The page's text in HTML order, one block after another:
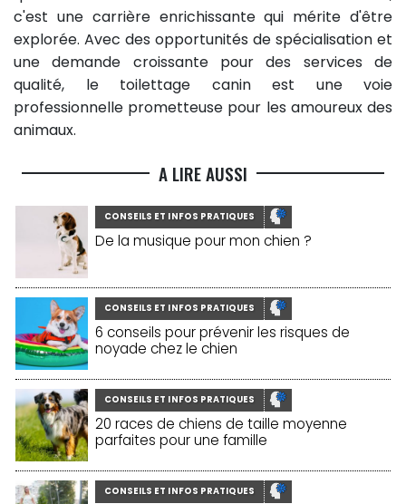
c'est une carrière enrichissante qui mérite d'être
explorée. Avec des opportunités de spécialisation et
une demande croissante pour des services de
qualité, le toilettage canin est une voie
professionnelle prometteuse pour les amoureux des
animaux.
A LIRE AUSSI
CONSEILS ET INFOS PRATIQUES
De la musique pour mon chien ?
CONSEILS ET INFOS PRATIQUES
6 conseils pour prévenir les risques de
noyade chez le chien
CONSEILS ET INFOS PRATIQUES
20 races de chiens de taille moyenne
parfaites pour une famille
CONSEILS ET INFOS PRATIQUES